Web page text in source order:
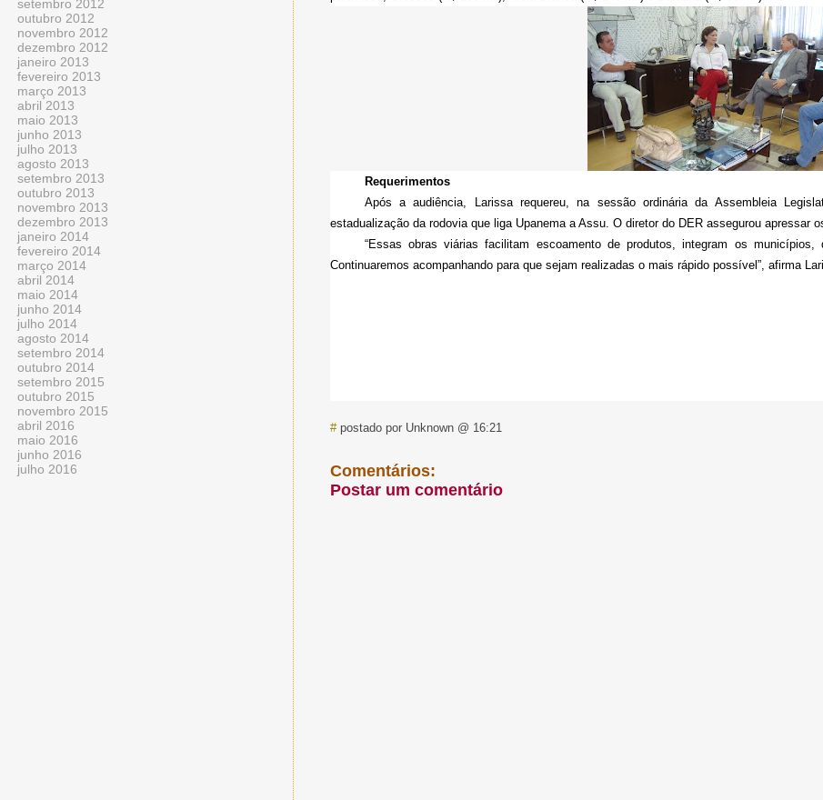
Requerimentos
Após a audiência, Larissa requereu, na sessão ordinária da Assembleia
estadualização da rodovia que liga Upanema a Assu. O diretor do DER assegurou apressar
“Essas obras viárias facilitam escoamento de produtos, integram os
Continuaremos acompanhando para que sejam realizadas o mais rápido possível”, afirma
#postado por Unknown @ 16:21
Comentários:
Postar um comentário
setembro 2012
outubro 2012
novembro 2012
dezembro 2012
janeiro 2013
fevereiro 2013
março 2013
abril 2013
maio 2013
junho 2013
julho 2013
agosto 2013
setembro 2013
outubro 2013
novembro 2013
dezembro 2013
janeiro 2014
fevereiro 2014
março 2014
abril 2014
maio 2014
junho 2014
julho 2014
agosto 2014
setembro 2014
outubro 2014
setembro 2015
outubro 2015
novembro 2015
abril 2016
maio 2016
junho 2016
julho 2016